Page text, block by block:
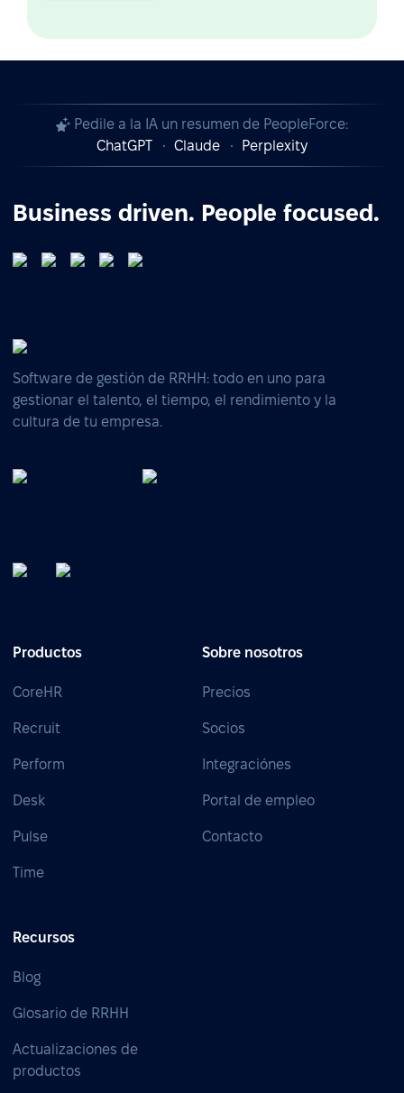
Pedile a la IA un resumen de PeopleForce:
ChatGPT
Claude Perplexity
Business driven. People focused.
Software de gestión de RRHH: todo en uno para
gestionar el talento, el tiempo, el rendimiento y la
cultura de tu empresa.
Productos
CoreHR
Recruit
Perform
Desk
Pulse
Time
Sobre nosotros
Precios
Socios
Integraciónes
Portal de empleo
Contacto
Recursos
Blog
Glosario de RRHH
Actualizaciones de
productos